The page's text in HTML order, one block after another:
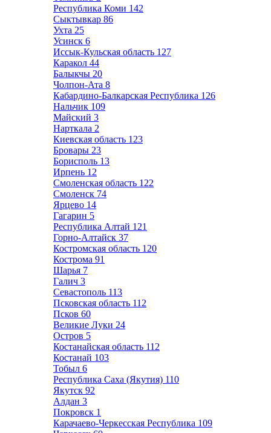
Республика Коми 142
Сыктывкар 86
Ухта 25
Усинск 6
Иссык-Кульская область 127
Каракол 44
Балыкчы 20
Чолпон-Ата 8
Кабардино-Балкарская Республика 126
Нальчик 109
Майский 3
Нарткала 2
Киевская область 123
Бровары 23
Борисполь 13
Ирпень 12
Смоленская область 122
Смоленск 74
Ярцево 14
Гагарин 5
Республика Алтай 121
Горно-Алтайск 37
Костромская область 120
Кострома 91
Шарья 7
Галич 3
Севастополь 113
Псковская область 112
Псков 60
Великие Луки 24
Остров 5
Костанайская область 112
Костанай 103
Тобыл 6
Республика Саха (Якутия) 110
Якутск 92
Алдан 3
Покровск 1
Карачаево-Черкесская Республика 109